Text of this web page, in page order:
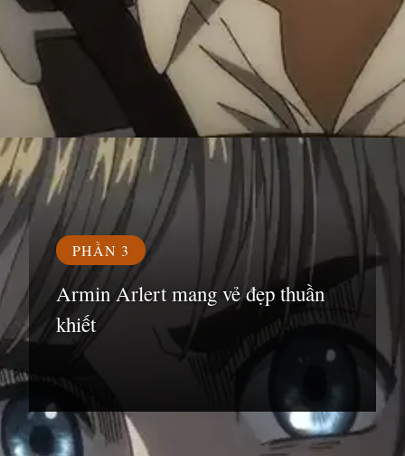
Đang mở https://susach.edu.vn/armin
PHẦN 3
Armin Arlert mang vẻ đẹp thuần
khiết